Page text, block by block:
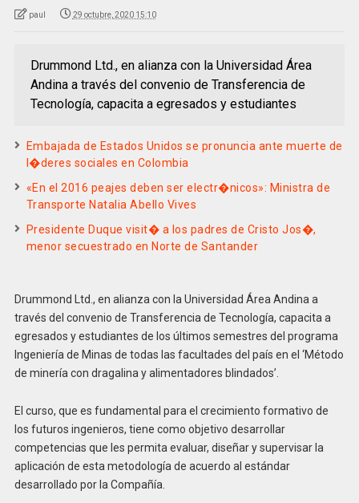
paul 29 octubre, 2020 15:10
Drummond Ltd., en alianza con la Universidad Área
Andina a través del convenio de Transferencia de
Tecnología, capacita a egresados y estudiantes
Embajada de Estados Unidos se pronuncia ante muerte de
l�deres sociales en Colombia
«En el 2016 peajes deben ser electr�nicos»: Ministra de
Transporte Natalia Abello Vives
Presidente Duque visit� a los padres de Cristo Jos�,
menor secuestrado en Norte de Santander
Drummond Ltd., en alianza con la Universidad Área Andina a
través del convenio de Transferencia de Tecnología, capacita a
egresados y estudiantes de los últimos semestres del programa
Ingeniería de Minas de todas las facultades del país en el ‘Método
de minería con dragalina y alimentadores blindados’.
El curso, que es fundamental para el crecimiento formativo de
los futuros ingenieros, tiene como objetivo desarrollar
competencias que les permita evaluar, diseñar y supervisar la
aplicación de esta metodología de acuerdo al estándar
desarrollado por la Compañía.